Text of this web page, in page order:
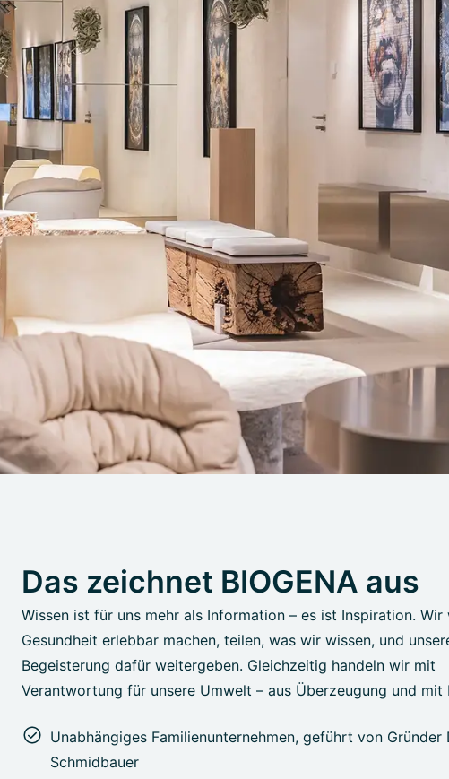
Das zeichnet BIOGENA aus
Wissen ist für uns mehr als Information – es ist Inspiration. Wir
Gesundheit erlebbar machen, teilen, was wir wissen, und
Begeisterung dafür weitergeben. Gleichzeitig handeln wir mit
Verantwortung für unsere Umwelt – aus Überzeugung und mit
Unabhängiges Familienunternehmen, geführt von Gründer
Schmidbauer